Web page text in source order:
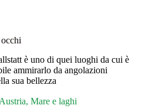
è uno di quei luoghi da cui è
ammirarlo da angolazioni
sua bellezza
Austria, Mare e laghi